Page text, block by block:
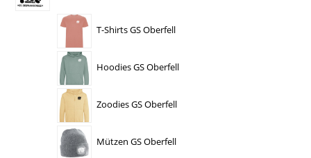
T-Shirts GS Oberfell
Hoodies GS Oberfell
Zoodies GS Oberfell
Mützen GS Oberfell